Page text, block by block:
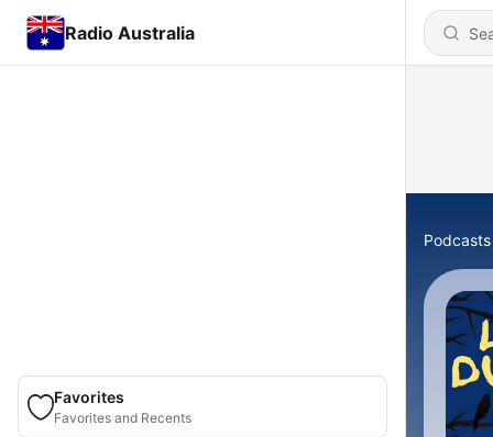
Radio Australia
Favorites
Favorites and Recents
Podcasts